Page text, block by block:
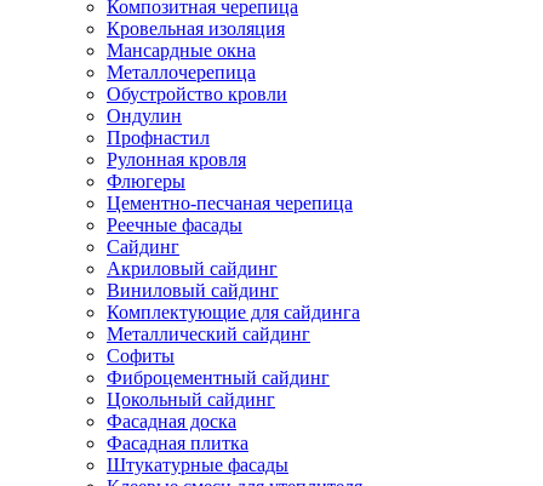
Композитная черепица
Кровельная изоляция
Мансардные окна
Металлочерепица
Обустройство кровли
Ондулин
Профнастил
Рулонная кровля
Флюгеры
Цементно-песчаная черепица
Реечные фасады
Сайдинг
Акриловый сайдинг
Виниловый сайдинг
Комплектующие для сайдинга
Металлический сайдинг
Софиты
Фиброцементный сайдинг
Цокольный сайдинг
Фасадная доска
Фасадная плитка
Штукатурные фасады